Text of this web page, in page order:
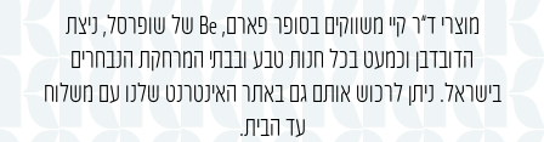
מוצרי ד”ר קיי משווקים בסופר פארם, Be של שופרסל, ניצת
הדובדבן וכמעט בכל חנות טבע ובבתי המרחקת הנבחרים
בישראל. ניתן לרכוש אותם גם באתר האינטרנט שלנו עם משלוח
עד הבית.